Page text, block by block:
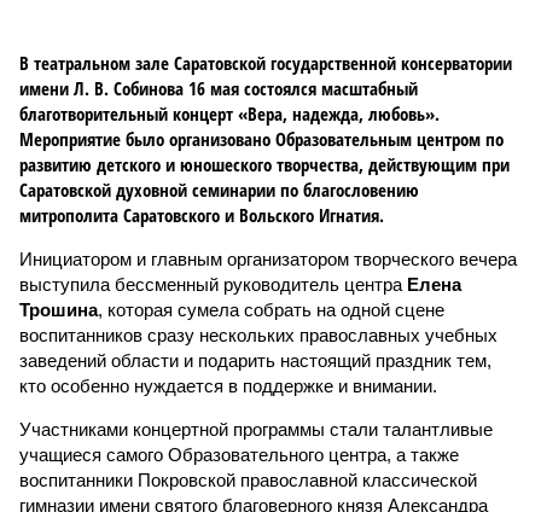
В театральном зале Саратовской государственной консерватории
имени Л. В. Собинова 16 мая состоялся масштабный
благотворительный концерт «Вера, надежда, любовь».
Мероприятие было организовано Образовательным центром по
развитию детского и юношеского творчества, действующим при
Саратовской духовной семинарии по благословению
митрополита Саратовского и Вольского Игнатия.
Инициатором и главным организатором творческого вечера
выступила бессменный руководитель центра Елена
Трошина, которая сумела собрать на одной сцене
воспитанников сразу нескольких православных учебных
заведений области и подарить настоящий праздник тем,
кто особенно нуждается в поддержке и внимании.
Участниками концертной программы стали талантливые
учащиеся самого Образовательного центра, а также
воспитанники Покровской православной классической
гимназии имени святого благоверного князя Александра